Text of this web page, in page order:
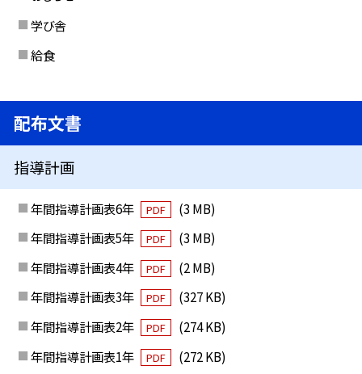
学び舎
給食
配布文書
指導計画
年間指導計画表6年 PDF
(3 MB)
年間指導計画表5年
PDF
(3 MB)
年間指導計画表4年
PDF
(2 MB)
年間指導計画表3年
PDF
(327 KB)
年間指導計画表2年
PDF
(274 KB)
年間指導計画表1年
PDF (272 KB)